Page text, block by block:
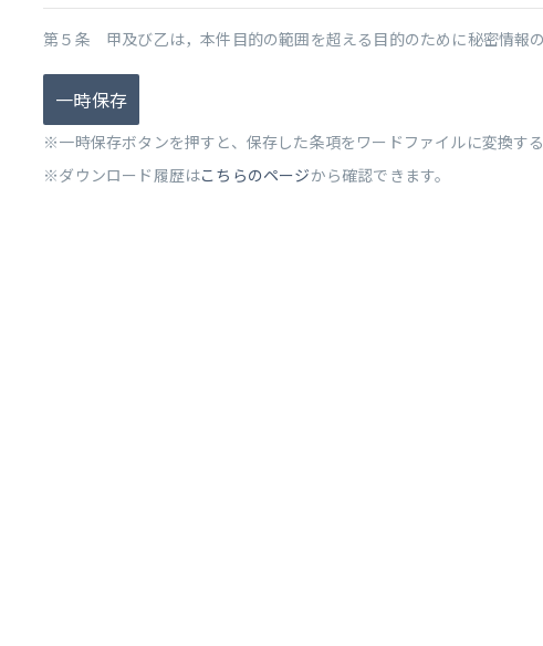
第５条 甲及び乙は，本件目的の範囲を超える目的のために秘密情報
一時保存
※一時保存ボタンを押すと、保存した条項をワードファイルに変換する
※ダウンロード履歴はこちらのページから確認できます。